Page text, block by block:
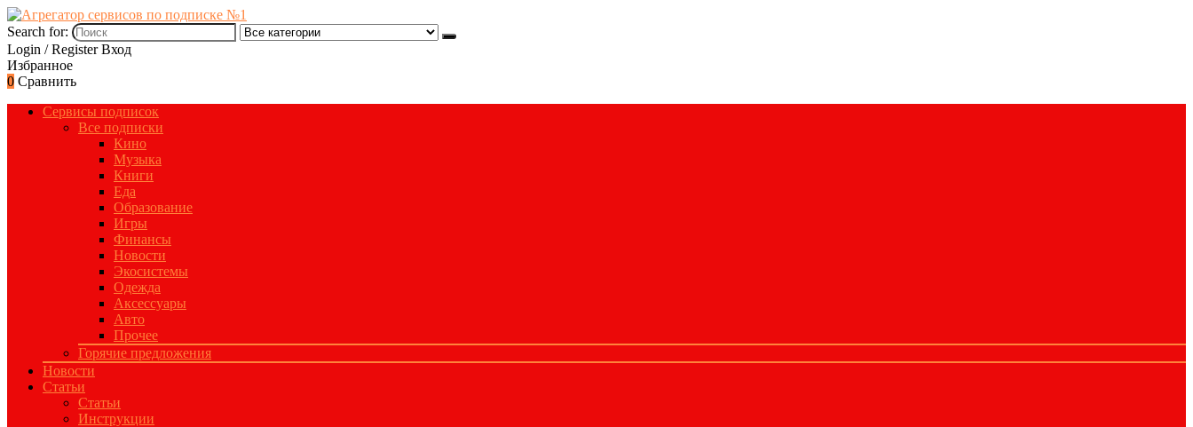
Search for:
Login / Register Вход
Избранное
0 Сравнить
Сервисы подписок
Все подписки
Кино
Музыка
Книги
Еда
Образование
Игры
Финансы
Новости
Экосистемы
Одежда
Аксессуары
Авто
Прочее
Горячие предложения
Новости
Статьи
Статьи
Инструкции